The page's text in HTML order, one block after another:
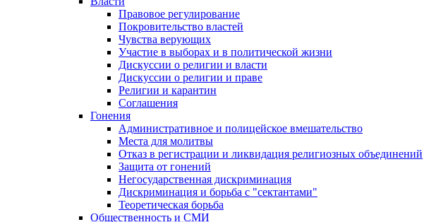
Правовое регулирование
Покровительство властей
Чувства верующих
Участие в выборах и в политической жизни
Дискуссии о религии и власти
Дискуссии о религии и праве
Религии и карантин
Соглашения
Гонения
Административное и полицейское вмешательство
Места для молитвы
Отказ в регистрации и ликвидация религиозных объединений
Защита от гонений
Негосударственная дискриминация
Дискриминация и борьба с "сектантами"
Теоретическая борьба
Общественность и СМИ